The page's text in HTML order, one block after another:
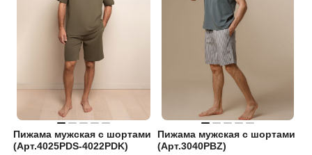
Пижама мужская с шортами
(Арт.4025PDS-4022PDK)
Пижама мужская с шортами
(Арт.3040PBZ)